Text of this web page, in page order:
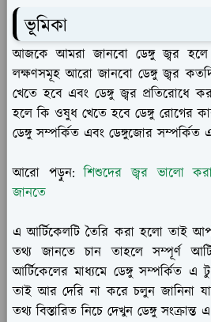
ভূমিকা
আজকে আমরা জানবো ডেঙ্গু জ্বর হলে
লক্ষণসমূহ আরো জানবো ডেঙ্গু জ্বর
খেতে হবে এবং ডেঙ্গু জ্বর প্রতিরোধে
হলে কি ওষুধ খেতে হবে ডেঙ্গু রোগের
ডেঙ্গু সম্পর্কিত এবং ডেঙ্গুজোর
আরো পড়ুন: শিশুদের জ্বর ভালো
জানতে
এ আর্টিকেলটি তৈরি করা হলো তাই
তথ্য জানতে চান তাহলে সম্পূর্ণ
আর্টিকেলের মাধ্যমে ডেঙ্গু সম্পর্কিত
তাই আর দেরি না করে চলুন জানিনা
তথ্য বিস্তারিত নিচে দেখুন ডেঙ্গু